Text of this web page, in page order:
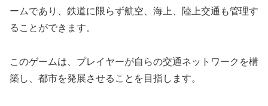
ームであり、鉄道に限らず航空、海上、陸上交通も管理す
ることができます。
このゲームは、プレイヤーが自らの交通ネットワークを構
築し、都市を発展させることを目指します。